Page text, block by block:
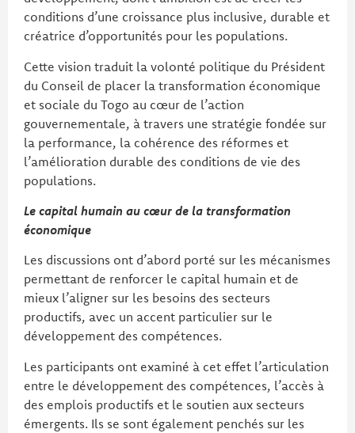
conditions d’une croissance plus inclusive, durable et
créatrice d’opportunités pour les populations.
Cette vision traduit la volonté politique du Président
du Conseil de placer la transformation économique
et sociale du Togo au cœur de l’action
gouvernementale, à travers une stratégie fondée sur
la performance, la cohérence des réformes et
l’amélioration durable des conditions de vie des
populations.
Le capital humain au cœur de la transformation
économique
Les discussions ont d’abord porté sur les mécanismes
permettant de renforcer le capital humain et de
mieux l’aligner sur les besoins des secteurs
productifs, avec un accent particulier sur le
développement des compétences.
Les participants ont examiné à cet effet l’articulation
entre le développement des compétences, l’accès à
des emplois productifs et le soutien aux secteurs
émergents. Ils se sont également penchés sur les